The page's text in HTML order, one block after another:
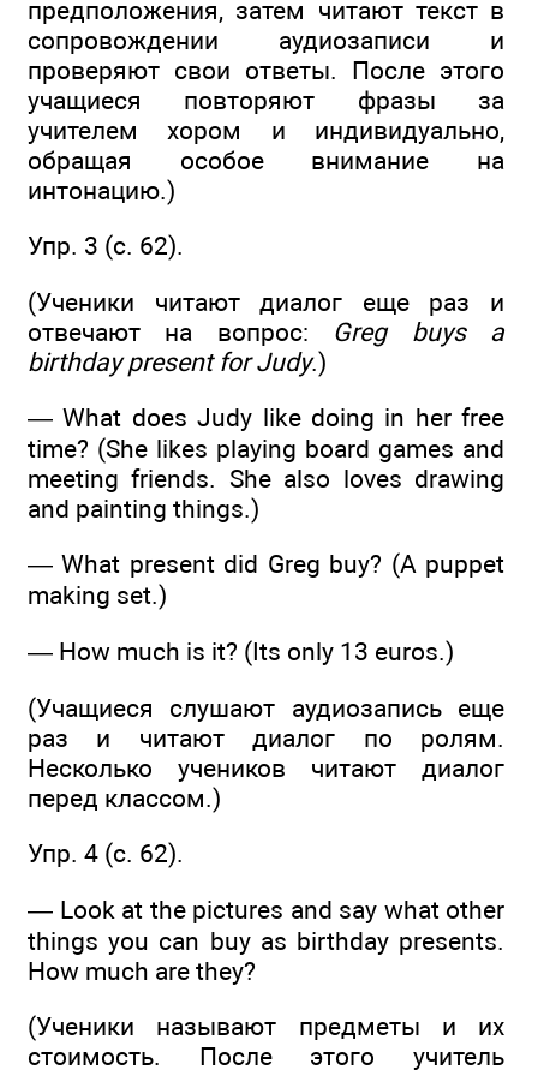
предположения, затем читают текст в
сопровождении аудиозаписи и
проверяют свои ответы. После этого
учащиеся повторяют фразы за
учителем хором и индивидуально,
обращая особое внимание на
интонацию.)
Упр. 3 (с. 62).
(Ученики читают диалог еще раз и
отвечают на вопрос: Greg buys a
birthday present for Judy.)
— What does Judy like doing in her free
time? (She likes playing board games and
meeting friends. She also loves drawing
and painting things.)
— What present did Greg buy? (A puppet
making set.)
— How much is it? (Its only 13 euros.)
(Учащиеся слушают аудиозапись еще
раз и читают диалог по ролям.
Несколько учеников читают диалог
перед классом.)
Упр. 4 (с. 62).
— Look at the pictures and say what other
things you can buy as birthday presents.
How much are they?
(Ученики называют предметы и их
стоимость. После этого учитель